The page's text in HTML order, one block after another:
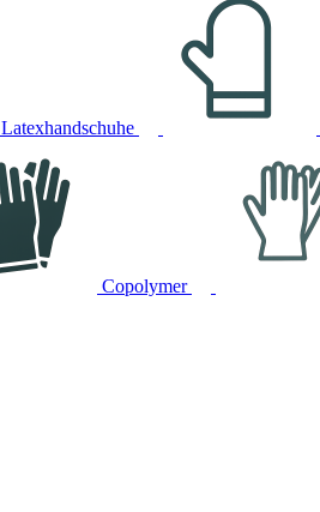
Latexhandschuhe
Copolymer